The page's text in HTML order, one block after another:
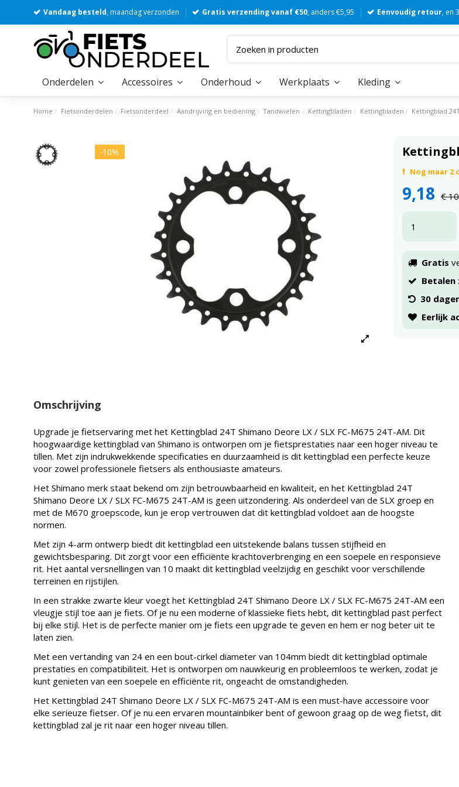
Vandaag besteld, maandag verzonden Gratis verzending vanaf €50, anders €5,95 Eenvoudig retour, en
Onderdelen Accessoires Onderhoud Werkplaats Kleding
Home Fietsonderdelen Fietsonderdeel Aandrijving en bediening Tandwielen Kettingbladen Kettingbladen Kettingblad
-10%
Nog maar 2
9,18 €
Gratis
Betalen
30
Eerlijk
Omschrijving
Upgrade je fietservaring met het Kettingblad 24T Shimano Deore LX / SLX FC-M675 24T-AM. Dit
hoogwaardige kettingblad van Shimano is ontworpen om je fietsprestaties naar een hoger niveau te
tillen. Met zijn indrukwekkende specificaties en duurzaamheid is dit kettingblad een perfecte keuze
voor zowel professionele fietsers als enthousiaste amateurs.
Het Shimano merk staat bekend om zijn betrouwbaarheid en kwaliteit, en het Kettingblad 24T
Shimano Deore LX / SLX FC-M675 24T-AM is geen uitzondering. Als onderdeel van de SLX groep en
met de M670 groepscode, kun je erop vertrouwen dat dit kettingblad voldoet aan de hoogste
normen.
Met zijn 4-arm ontwerp biedt dit kettingblad een uitstekende balans tussen stijfheid en
gewichtsbesparing. Dit zorgt voor een efficiënte krachtoverbrenging en een soepele en responsieve
rit. Het aantal versnellingen van 10 maakt dit kettingblad veelzijdig en geschikt voor verschillende
terreinen en rijstijlen.
In een strakke zwarte kleur voegt het Kettingblad 24T Shimano Deore LX / SLX FC-M675 24T-AM een
vleugje stijl toe aan je fiets. Of je nu een moderne of klassieke fiets hebt, dit kettingblad past perfect
bij elke stijl. Het is de perfecte manier om je fiets een upgrade te geven en hem er nog beter uit te
laten zien.
Met een vertanding van 24 en een bout-cirkel diameter van 104mm biedt dit kettingblad optimale
prestaties en compatibiliteit. Het is ontworpen om nauwkeurig en probleemloos te werken, zodat je
kunt genieten van een soepele en efficiënte rit, ongeacht de omstandigheden.
Het Kettingblad 24T Shimano Deore LX / SLX FC-M675 24T-AM is een must-have accessoire voor
elke serieuze fietser. Of je nu een ervaren mountainbiker bent of gewoon graag op de weg fietst, dit
kettingblad zal je rit naar een hoger niveau tillen.